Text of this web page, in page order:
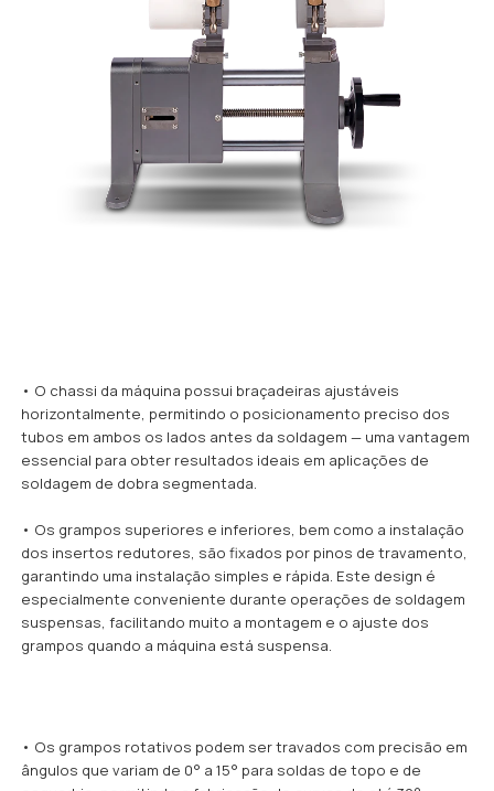
• O chassi da máquina possui braçadeiras ajustáveis
horizontalmente, permitindo o posicionamento preciso dos
tubos em ambos os lados antes da soldagem — uma vantagem
essencial para obter resultados ideais em aplicações de
soldagem de dobra segmentada.
• Os grampos superiores e inferiores, bem como a instalação
dos insertos redutores, são fixados por pinos de travamento,
garantindo uma instalação simples e rápida. Este design é
especialmente conveniente durante operações de soldagem
suspensas, facilitando muito a montagem e o ajuste dos
grampos quando a máquina está suspensa.
• Os grampos rotativos podem ser travados com precisão em
ângulos que variam de 0° a 15° para soldas de topo e de